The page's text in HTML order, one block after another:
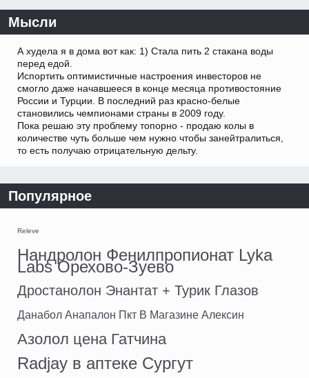
Мысли
А худела я в дома вот как: 1) Стала пить 2 стакана воды
перед едой.
Испортить оптимистичные настроения инвесторов не
смогло даже начавшееся в конце месяца противостояние
России и Турции. В последний раз красно-белые
становились чемпионами страны в 2009 году.
Пока решаю эту проблему топорно - продаю колы в
количестве чуть больше чем нужно чтобы занейтралиться,
то есть получаю отрицательную дельту.
Популярное
Releve
Нандролон Фенилпропионат Lyka
Labs Орехово-Зуево
Дростанолон Энантат + Турик Глазов
Данабол Анапалон Пкт В Магазине Алексин
Азолол цена Гатчина
Radjay в аптеке Сургут